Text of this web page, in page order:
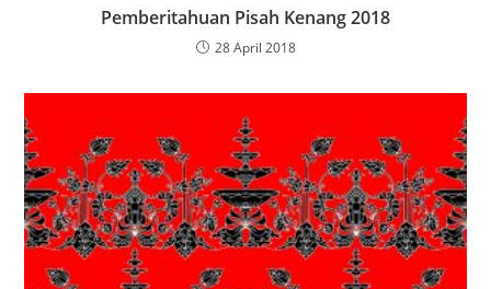
Pemberitahuan Pisah Kenang 2018
28 April 2018